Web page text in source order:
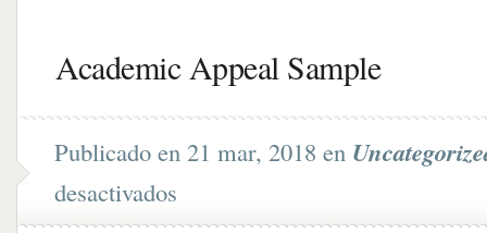
Academic Appeal Sample
Publicado en 21 mar, 2018 en
desactivados